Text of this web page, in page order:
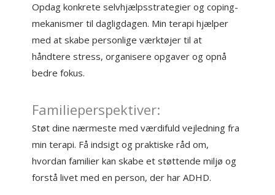
Opdag konkrete selvhjælpsstrategier og coping-
mekanismer til dagligdagen. Min terapi hjælper
med at skabe personlige værktøjer til at
håndtere stress, organisere opgaver og opnå
bedre fokus.
Familieperspektiver:
Støt dine nærmeste med værdifuld vejledning fra
min terapi. Få indsigt og praktiske råd om,
hvordan familier kan skabe et støttende miljø og
forstå livet med en person, der har ADHD.